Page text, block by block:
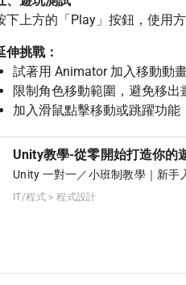
下上方的「Play」按鈕，使用
伸挑戰：
試著用 Animator 加入移動動
限制角色移動範圍，避免移出
加入滑鼠點擊移動或跳躍功能
Unity教學-從零開始打造你的
Unity 一對一／小班制教學｜新
IT/程式 > 程式設計